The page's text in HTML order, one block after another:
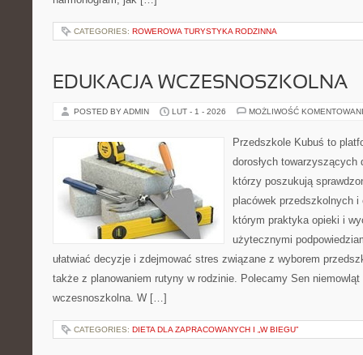
CATEGORIES: ROWEROWA TURYSTYKA RODZINNA
EDUKACJA WCZESNOSZKOLNA
POSTED BY ADMIN LUT - 1 - 2026 MOŻLIWOŚĆ
Przedszkole Kubuś to
dorosłych
którzy poszukują
placówek przedszkolnych i
którym praktyka opieki i
użytecznymi
ułatwiać decyzje i zdejmować stres związane z wyborem
także z planowaniem rutyny w rodzinie. Polecamy Sen
wczesnoszkolna. W […]
CATEGORIES: DIETA DLA ZAPRACOWANYCH I „W BIEGU”